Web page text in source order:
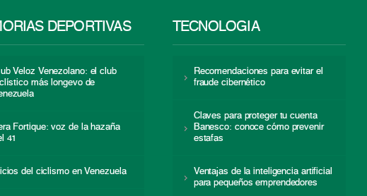
DEPORTIVAS
Veloz Venezolano: el club
más longevo de
Fortique: voz de la hazaña
41
del ciclismo en Venezuela
TECNOLOGÍA
Recomendaciones para evitar el
fraude cibernético
Claves para proteger tu cuenta
Banesco: conoce cómo prevenir
estafas
Ventajas de la inteligencia artificial
para pequeños emprendedores